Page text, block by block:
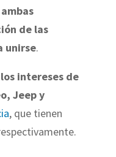
de las
unirse.
intereses de
Jeep y
, que tienen